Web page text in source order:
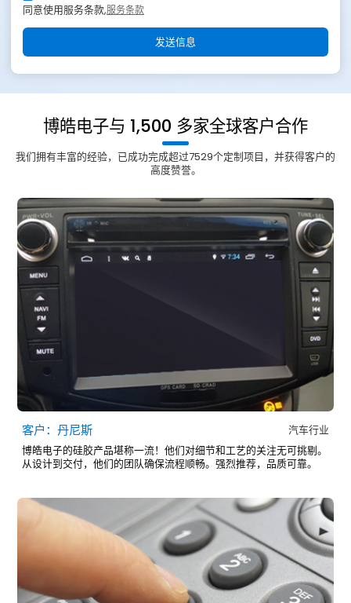
同意使用服务条款,服务条款
发送信息
博皓电子与 1,500 多家全球客户合作
我们拥有丰富的经验，已成功完成超过7529个定制项目，并获得客户的
高度赞誉。
客户：丹尼斯
汽车行业
博皓电子的硅胶产品堪称一流！他们对细节和工艺的关注无可挑剔。
从设计到交付，他们的团队确保流程顺畅。强烈推荐，品质可靠。